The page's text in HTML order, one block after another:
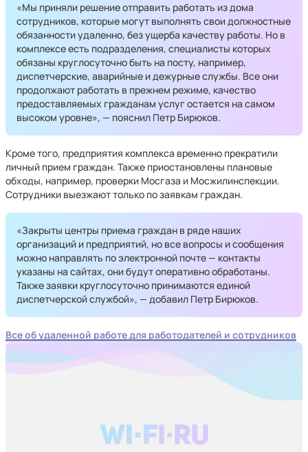
«Мы приняли решение отправить работать из дома
сотрудников, которые могут выполнять свои должностные
обязанности удаленно, без ущерба качеству работы. Но в
комплексе есть подразделения, специалисты которых
обязаны круглосуточно быть на посту, например,
диспетчерские, аварийные и дежурные службы. Все они
продолжают работать в прежнем режиме, качество
предоставляемых гражданам услуг остается на самом
высоком уровне», — пояснил Петр Бирюков.
Кроме того, предприятия комплекса временно прекратили
личный прием граждан. Также приостановлены плановые
обходы, например, проверки Мосгаза и Мосжилинспекции.
Сотрудники выезжают только по заявкам граждан.
«Закрыты центры приема граждан в ряде наших
организаций и предприятий, но все вопросы и сообщения
можно направлять по электронной почте — контакты
указаны на сайтах, они будут оперативно обработаны.
Также заявки круглосуточно принимаются единой
диспетчерской службой», — добавил Петр Бирюков.
Все об удаленной работе для работодателей и сотрудников